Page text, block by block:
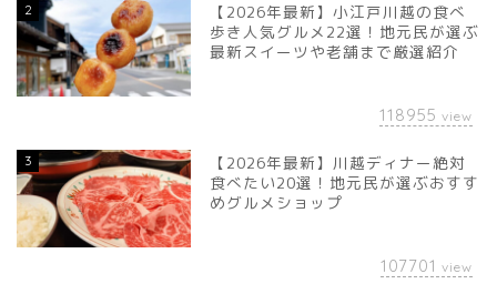
2
【2026年最新】小江戸川越の食べ
歩き人気グルメ22選！地元民が選ぶ
最新スイーツや老舗まで厳選紹介
118955 view
3
【2026年最新】川越ディナー絶対
食べたい20選！地元民が選ぶおすす
めグルメショップ
107701 view